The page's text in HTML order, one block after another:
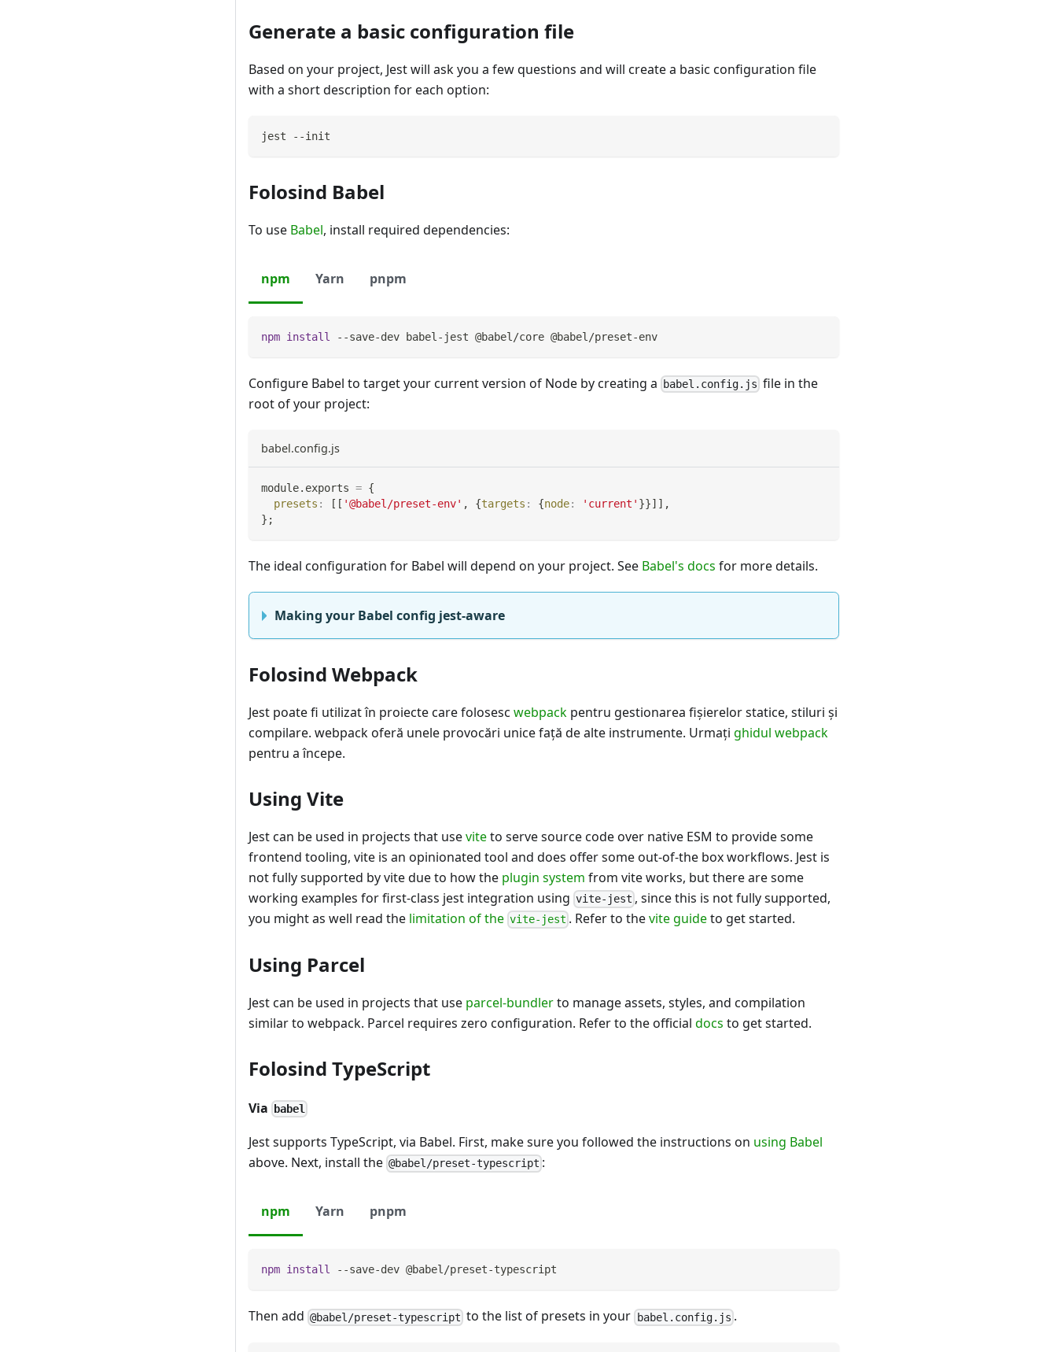
Generate a basic configuration file
Based on your project, Jest will ask you a few questions and will create a basic configuration file
with a short description for each option:
jest --init
Folosind Babel
To use Babel, install required dependencies:
npm Yarn pnpm
npm install --save-dev babel-jest @babel/core @babel/preset-env
Configure Babel to target your current version of Node by creating a babel.config.js file in the
root of your project:
babel.config.js
module. exports = {
presets : [ [ '@babel/preset-env' , {targets : {node: 'current' }}] ] ,
} ;
The ideal configuration for Babel will depend on your project. See Babel's docs for more details.
Making your Babel config jest-aware
Folosind Webpack
Jest poate fi utilizat în proiecte care folosesc webpack pentru gestionarea fișierelor statice, stiluri şi
compilare. webpack oferă unele provocări unice față de alte instrumente. Urmați ghidul webpack
pentru a începe.
Using Vite
Jest can be used in projects that useviteto serve source code over native ESM to provide some
frontend tooling, vite is an opinionated tool and does offer some out-of-the box workflows. Jest is
not fully supported by vite due to how the plugin system from vite works, but there are some
working examples for first-class jest integration using vite-jest , since this is not fully supported,
you might as well read the limitation of the vite-jest . Refer to thevite guideto get started.
Using Parcel
Jest can be used in projects that use parcel-bundlerto manage assets, styles, and compilation
similar to webpack. Parcel requires zero configuration. Refer to the official docs to get started.
Folosind TypeScript
Via babel
Jest supports TypeScript, via Babel. First, make sure you followed the instructions on using Babel
above. Next, install the @babel/preset-typescript :
npm Yarn pnpm
npm install --save-dev @babel/preset-typescript
Then add @babel/preset-typescript to the list of presets in your babel.config.js .